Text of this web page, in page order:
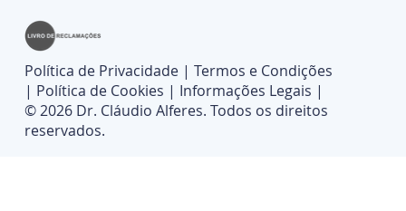
Política de Privacidade| Termos e Condições
| Política de Cookies | Informações Legais |
© 2026 Dr. Cláudio Alferes. Todos os direitos
reservados.